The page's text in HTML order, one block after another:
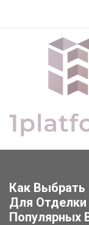
Как
Для
Популярных